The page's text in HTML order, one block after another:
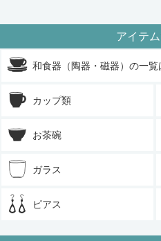
アイテ
和食器（陶器・磁器）の一覧
カップ類
お茶碗
ガラス
ピアス